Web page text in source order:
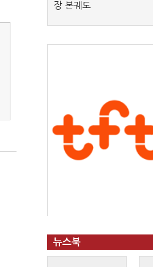
장 본궤도
뉴스북